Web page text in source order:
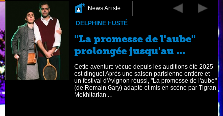
News Artiste :
DELPHINE HUSTÉ
"La promesse de l'aube"
prolongée jusqu'au ...
Cette aventure vécue depuis les auditions été 2025
est dingue! Après une saison parisienne entière et
un festival d'Avignon réussi, "La promesse de l'aube"
(de Romain Gary) adapté et mis en scène par Tigran
Mekhitarian ...